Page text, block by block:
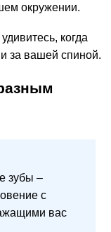
окружении.
когда
за вашей спиной.
зубы –
с
вас